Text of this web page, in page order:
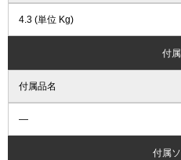
4.3 (単位 Kg)
付
付属品名
―
付属